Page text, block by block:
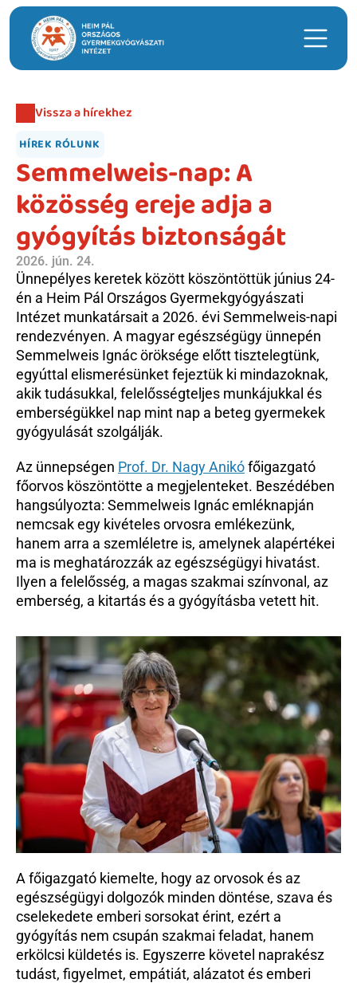
Hasznos linkek
Időpontfoglalás
Intézeti ügyeleti ellátás
Hírek
Telephelyek
Anyatejgyűjtő
Adományozás
Betegellátás
Beutaló kódok
Intézet
Szülőknek
Gyerekeknek
HEIM Akadémia
Karrier
Vissza a hírekhez
HÍREK RÓLUNK
Semmelweis-nap: A
közösség ereje adja a
gyógyítás biztonságát
2026. jún. 24.
Ünnepélyes keretek között köszöntöttük június 24-
én a Heim Pál Országos Gyermekgyógyászati
Intézet munkatársait a 2026. évi Semmelweis-napi
rendezvényen. A magyar egészségügy ünnepén
Semmelweis Ignác öröksége előtt tisztelegtünk,
egyúttal elismerésünket fejeztük ki mindazoknak,
akik tudásukkal, felelősségteljes munkájukkal és
emberségükkel nap mint nap a beteg gyermekek
gyógyulását szolgálják.
Az ünnepségen Prof. Dr. Nagy Anikó főigazgató
főorvos köszöntötte a megjelenteket. Beszédében
hangsúlyozta: Semmelweis Ignác emléknapján
nemcsak egy kivételes orvosra emlékezünk,
hanem arra a szemléletre is, amelynek alapértékei
ma is meghatározzák az egészségügyi hivatást.
Ilyen a felelősség, a magas szakmai színvonal, az
emberség, a kitartás és a gyógyításba vetett hit.
A főigazgató kiemelte, hogy az orvosok és az
egészségügyi dolgozók minden döntése, szava és
cselekedete emberi sorsokat érint, ezért a
gyógyítás nem csupán szakmai feladat, hanem
erkölcsi küldetés is. Egyszerre követel naprakész
tudást, figyelmet, empátiát, alázatot és emberi